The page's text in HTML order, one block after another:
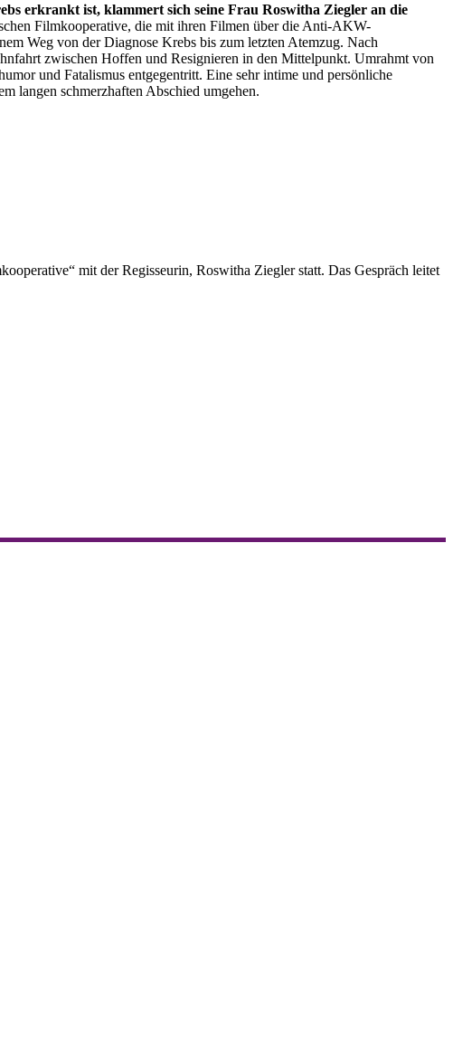
erkrankt ist, klammert sich seine Frau Roswitha Ziegler an die
Filmkooperative, die mit ihren Filmen über die Anti-AKW-
Weg von der Diagnose Krebs bis zum letzten Atemzug. Nach
zwischen Hoffen und Resignieren in den Mittelpunkt. Umrahmt von
und Fatalismus entgegentritt. Eine sehr intime und persönliche
langen schmerzhaften Abschied umgehen.
mit der Regisseurin, Roswitha Ziegler statt. Das Gespräch leitet